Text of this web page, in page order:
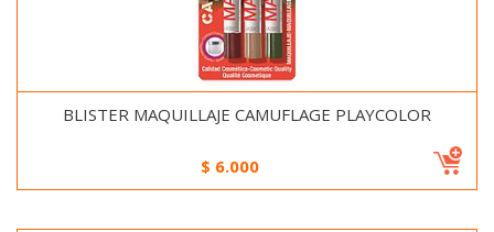
BLISTER MAQUILLAJE CAMUFLAGE PLAYCOLOR
$ 6.000